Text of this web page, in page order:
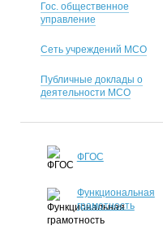
Гос. общественное
управление
Сеть учреждений МСО
Публичные доклады о
деятельности МСО
ФГОС
Функциональная
грамотность